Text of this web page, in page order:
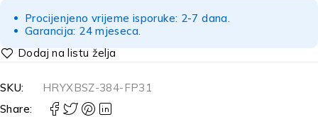
Procijenjeno vrijeme isporuke: 2-7 dana.
Garancija: 24 mjeseca.
SKU:
HRYXBSZ-384-FP31
Share: